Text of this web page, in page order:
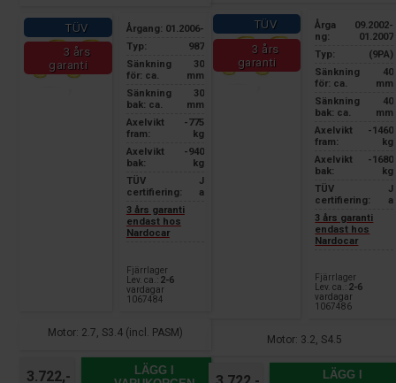
TÜV
3 års
garanti
Årgang: 01.2006-
Typ:
987
Sänkning
för: ca.
30
mm
Sänkning
bak: ca.
30
mm
Axelvikt
fram:
-775
kg
Axelvikt
bak:
-940
kg
TÜV
certifiering:
J
a
3 års garanti
endast hos
Nardocar
Fjärrlager
Lev. ca.: 2-6
vardagar
1067484
Motor: 2.7, S3.4 (incl. PASM)
3.722,-
LÄGG I
TÜV
3 års
garanti
Årga
ng:
09.2002-
01.2007
Typ:
(9PA)
Sänkning
för: ca.
40
mm
Sänkning
bak: ca.
40
mm
Axelvikt
fram:
-1460
kg
Axelvikt
bak:
-1680
kg
TÜV
certifiering:
J
a
3 års garanti
endast hos
Nardocar
Fjärrlager
Lev. ca.: 2-6
vardagar
1067486
Motor: 3.2, S4.5
LÄGG I